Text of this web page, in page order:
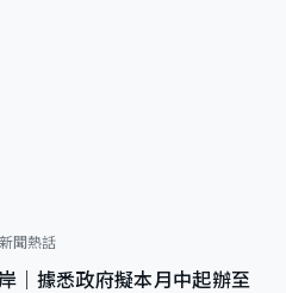
新聞熱話
｜據悉政府擬本月中起辦至